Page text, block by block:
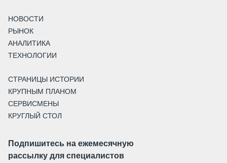
НОВОСТИ
РЫНОК
АНАЛИТИКА
ТЕХНОЛОГИИ
СТРАНИЦЫ ИСТОРИИ
КРУПНЫМ ПЛАНОМ
СЕРВИСМЕНЫ
КРУГЛЫЙ СТОЛ
Подпишитесь на ежемесячную
рассылку для специалистов